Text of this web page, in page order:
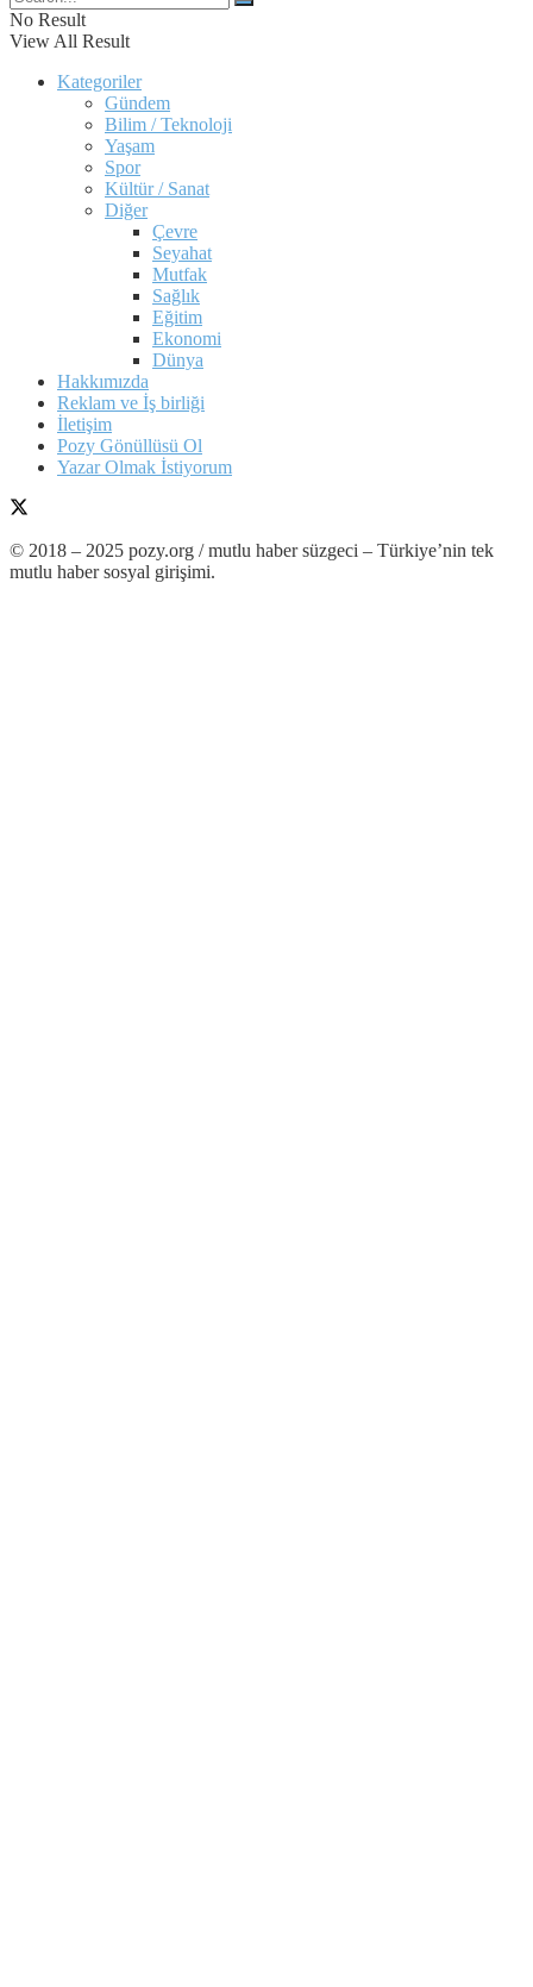
No Result
View All Result
Kategoriler
Gündem
Bilim / Teknoloji
Yaşam
Spor
Kültür / Sanat
Diğer
Çevre
Seyahat
Mutfak
Sağlık
Eğitim
Ekonomi
Dünya
Hakkımızda
Reklam ve İş birliği
İletişim
Pozy Gönüllüsü Ol
Yazar Olmak İstiyorum
© 2018 – 2025 pozy.org / mutlu haber süzgeci – Türkiye’nin tek
mutlu haber sosyal girişimi.